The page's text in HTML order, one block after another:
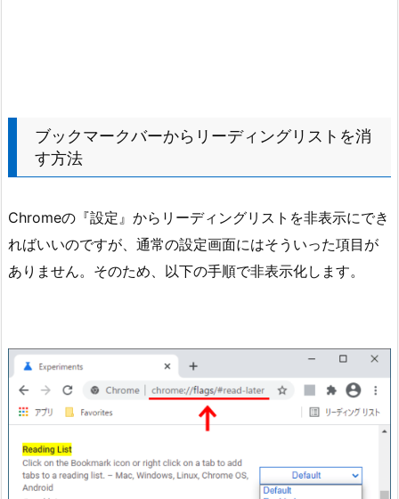
ブックマークバーからリーディングリストを消
す方法
Chromeの『設定』からリーディングリストを非表示にでき
ればいいのですが、通常の設定画面にはそういった項目が
ありません。そのため、以下の手順で非表示化します。